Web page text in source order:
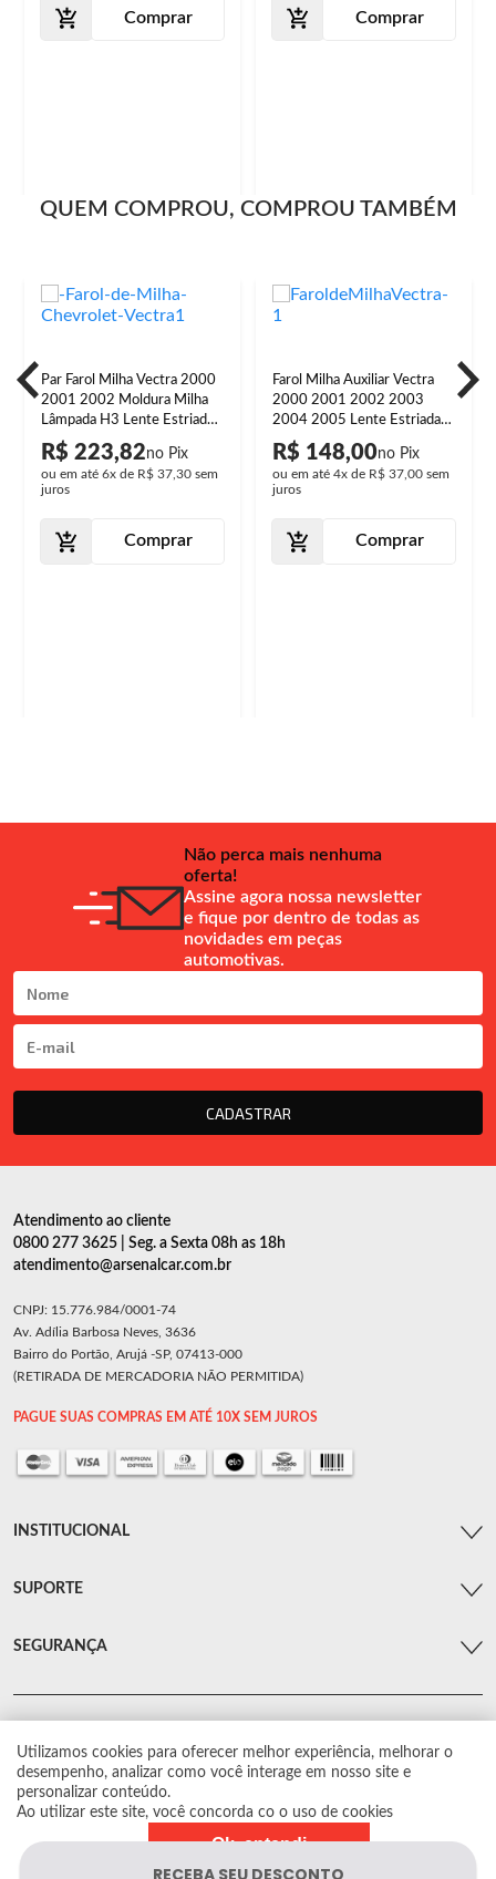
Comprar Comprar
QUEM COMPROU, COMPROU TAMBÉM
Par Farol Milha Vectra 2000
2001 2002 Moldura Milha
Lâmpada H3 Lente Estriada
Vidro
R$ 223,82
ou em até 6x de R$ 37,30 sem
juros
Comprar
Farol Milha Auxiliar Vectra
2000 2001 2002 2003
2004 2005 Lente Estriada
Vidro
R$ 148,00
ou em até 4x de R$ 37,00 sem
juros
Comprar
Não perca mais nenhuma
oferta!
Assine agora nossa newsletter
e fique por dentro de todas as
novidades em peças
automotivas.
CADASTRAR
Utilizamos cookies para oferecer melhor experiência, melhorar o
desempenho, analizar como você interage em nosso site e
personalizar conteúdo.
Ao utilizar este site, você concorda co o uso de cookies
Ok, entendi
Atendimento ao cliente
0800 277 3625 | Seg. a Sexta 08h as 18h
atendimento@arsenalcar.com.br
CNPJ: 15.776.984/0001-74
Av. Adília Barbosa Neves, 3636
Bairro do Portão, Arujá -SP, 07413-000
(RETIRADA DE MERCADORIA NÃO PERMITIDA)
PAGUE SUAS COMPRAS EM ATÉ 10X SEM JUROS
INSTITUCIONAL
SUPORTE
SEGURANÇA
© Arsenal Car. Todos os direitos reservados.
Proibida reprodução total ou parcial. Preços e estoque sujeito a alterações sem
aviso prévio.